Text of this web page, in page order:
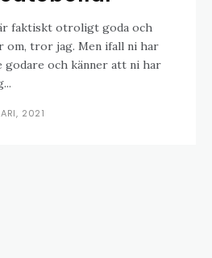
faktiskt otroligt goda och
om, tror jag. Men ifall ni har
och känner att ni har
2021